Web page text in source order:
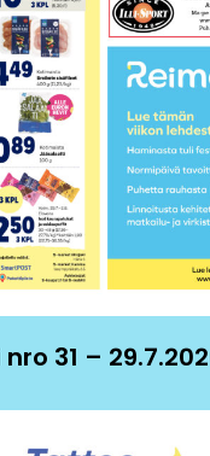
31 –